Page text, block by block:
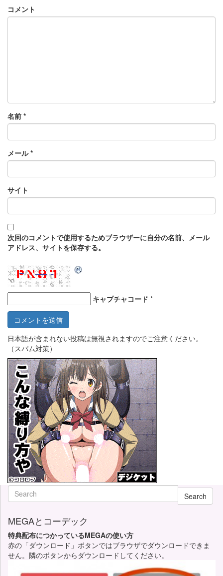
コメント
名前 *
メール*
サイト
次回のコメントで使用するためブラウザーに自分の名前、メール
アドレス、サイトを保存する。
キャプチャコード *
日本語が含まれない投稿は無視されますのでご注意ください。
（スパム対策）
Search
MEGAとコーデック
特典配布につかっているMEGAの使い方
赤の「ダウンロード」ボタンではブラウザでダウンロードできま
せん。隣のボタンからダウンロードしてください。